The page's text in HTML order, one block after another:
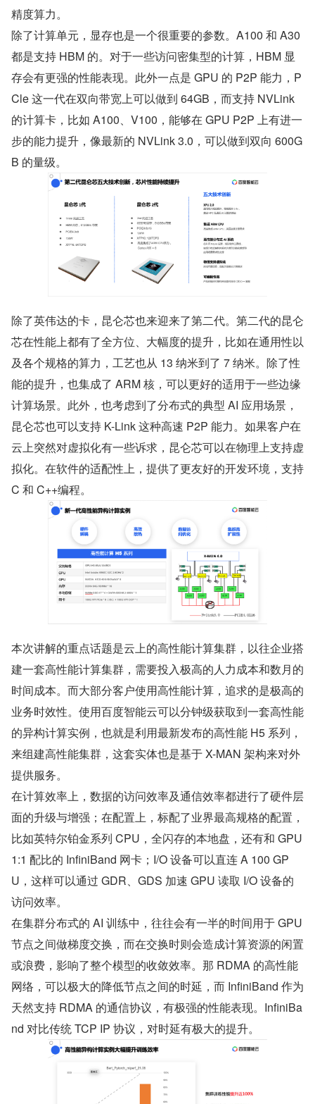
精度算力。
除了计算单元，显存也是一个很重要的参数。A100 和 A30
都是支持 HBM 的。对于一些访问密集型的计算，HBM 显
存会有更强的性能表现。此外一点是 GPU 的 P2P 能力，P
Cle 这一代在双向带宽上可以做到 64GB，而支持 NVLink
的计算卡，比如 A100、V100，能够在 GPU P2P 上有进一
步的能力提升，像最新的 NVLink 3.0，可以做到双向 600G
B 的量级。
除了英伟达的卡，昆仑芯也来迎来了第二代。第二代的昆仑
芯在性能上都有了全方位、大幅度的提升，比如在通用性以
及各个规格的算力，工艺也从 13 纳米到了 7 纳米。除了性
能的提升，也集成了 ARM 核，可以更好的适用于一些边缘
计算场景。此外，也考虑到了分布式的典型 AI 应用场景，
昆仑芯也可以支持 K-Link 这种高速 P2P 能力。如果客户在
云上突然对虚拟化有一些诉求，昆仑芯可以在物理上支持虚
拟化。在软件的适配性上，提供了更友好的开发环境，支持
C 和 C++编程。
本次讲解的重点话题是云上的高性能计算集群，以往企业搭
建一套高性能计算集群，需要投入极高的人力成本和数月的
时间成本。而大部分客户使用高性能计算，追求的是极高的
业务时效性。使用百度智能云可以分钟级获取到一套高性能
的异构计算实例，也就是利用最新发布的高性能 H5 系列，
来组建高性能集群，这套实体也是基于 X-MAN 架构来对外
提供服务。
在计算效率上，数据的访问效率及通信效率都进行了硬件层
面的升级与增强；在配置上，标配了业界最高规格的配置，
比如英特尔铂金系列 CPU，全闪存的本地盘，还有和 GPU
1:1 配比的 InfiniBand 网卡；I/O 设备可以直连 A 100 GP
U，这样可以通过 GDR、GDS 加速 GPU 读取 I/O 设备的
访问效率。
在集群分布式的 AI 训练中，往往会有一半的时间用于 GPU
节点之间做梯度交换，而在交换时则会造成计算资源的闲置
或浪费，影响了整个模型的收敛效率。那 RDMA 的高性能
网络，可以极大的降低节点之间的时延，而 InfiniBand 作为
天然支持 RDMA 的通信协议，有极强的性能表现。InfiniBa
nd 对比传统 TCP IP 协议，对时延有极大的提升。